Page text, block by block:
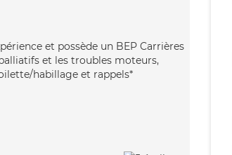
et possède un BEP Carrières
et les troubles moteurs,
habillage et rappels*